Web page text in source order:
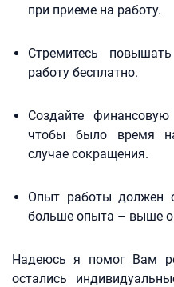
при приеме на работу.
Стремитесь
работу бесплатно.
Создайте
чтобы было время
случае сокращения.
Опыт работы должен
больше опыта – выше
Надеюсь я помог Вам
остались